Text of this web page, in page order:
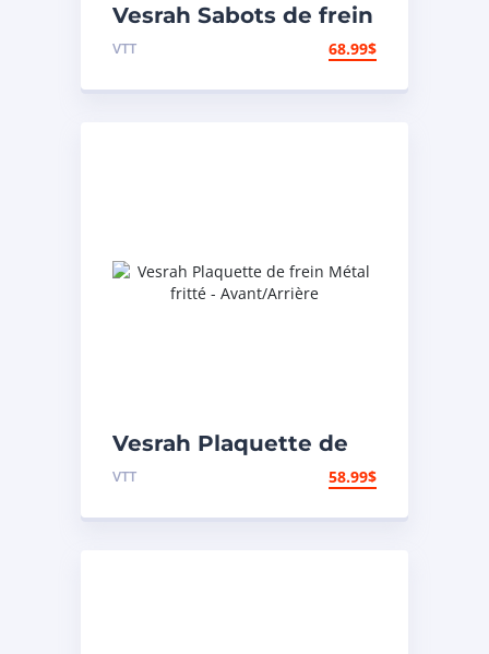
Vesrah Sabots de frein
Métal organique –
VTT 68.99$
Vesrah Plaquette de
frein Métal fritté –
VTT 58.99$